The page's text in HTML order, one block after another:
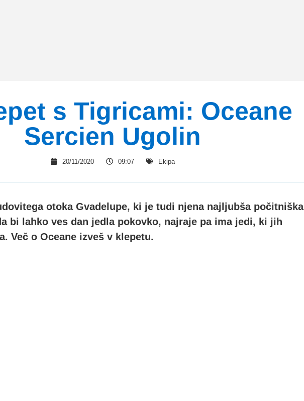
s Tigricami: Oceane
Sercien Ugolin
20/11/2020 09:07 Ekipa
otoka Gvadelupe, ki je tudi njena najljubša počitniška
bi lahko ves dan jedla pokovko, najraje pa ima jedi, ki jih
Več o Oceane izveš v klepetu.